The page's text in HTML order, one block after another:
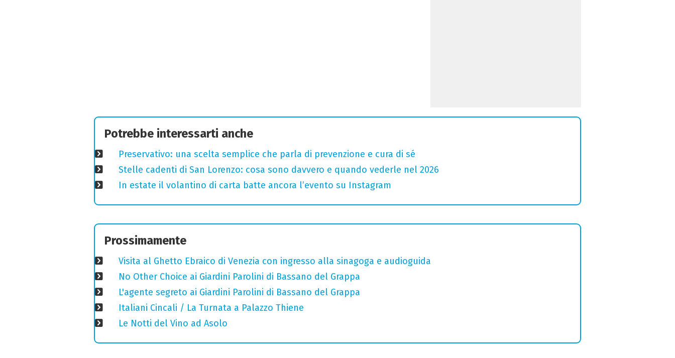
Potrebbe interessarti anche
Preservativo: una scelta semplice che parla di prevenzione e cura di sé
Stelle cadenti di San Lorenzo: cosa sono davvero e quando vederle nel 2026
In estate il volantino di carta batte ancora l’evento su Instagram
Prossimamente
Visita al Ghetto Ebraico di Venezia con ingresso alla sinagoga e audioguida
No Other Choice ai Giardini Parolini di Bassano del Grappa
L'agente segreto ai Giardini Parolini di Bassano del Grappa
Italiani Cincali / La Turnata a Palazzo Thiene
Le Notti del Vino ad Asolo